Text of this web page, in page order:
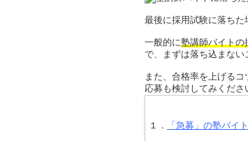
最後に採用試験に落ちた
一般的に塾講師バイトの
で、まずは落ち込まない
また、合格率を上げる
応募も検討してみくださ
１． 「急募」の塾バイト